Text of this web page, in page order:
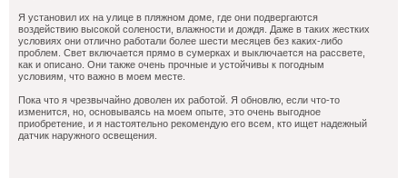
Я установил их на улице в пляжном доме, где они подвергаются
воздействию высокой солености, влажности и дождя. Даже в таких жестких
условиях они отлично работали более шести месяцев без каких-либо
проблем. Свет включается прямо в сумерках и выключается на рассвете,
как и описано. Они также очень прочные и устойчивы к погодным
условиям, что важно в моем месте.
Пока что я чрезвычайно доволен их работой. Я обновлю, если что-то
изменится, но, основываясь на моем опыте, это очень выгодное
приобретение, и я настоятельно рекомендую его всем, кто ищет надежный
датчик наружного освещения.